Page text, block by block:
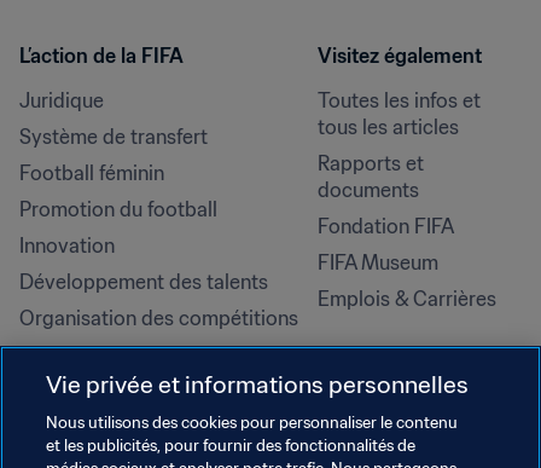
L’action de la FIFA
Juridique
Système de transfert
Football féminin
Promotion du football
Innovation
Développement des talents
Organisation des compétitions
Développement durable
Droits de l'homme et lutte contre
la discrimination
Santé et médical
Visitez également
Toutes les infos et
tous les articles
Rapports et
documents
Fondation FIFA
FIFA Museum
Emplois & Carrières
Vie privée et informations personnelles
Nous utilisons des cookies pour personnaliser le contenu
et les publicités, pour fournir des fonctionnalités de